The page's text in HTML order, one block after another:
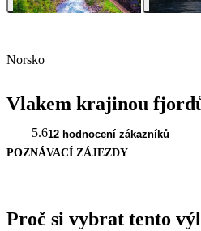
Norsko
Vlakem krajinou
5.612 hodnocení zákazníků
POZNÁVACÍ ZÁJEZDY
Proč si vybrat tento